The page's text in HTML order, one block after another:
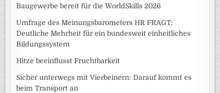
Baugewerbe bereit für die WorldSkills 2026
Umfrage des Meinungsbarometers HR FRAGT:
Deutliche Mehrheit für ein bundesweit einheitliches
Bildungssystem
Hitze beeinflusst Fruchtbarkeit
Sicher unterwegs mit Vierbeinern: Darauf kommt es
beim Transport an